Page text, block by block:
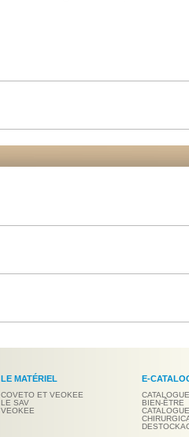
LE MATÉRIEL
COVETO ET VEOKEE
LE SAV
VEOKEE
E-
BIEN-ÊTRE